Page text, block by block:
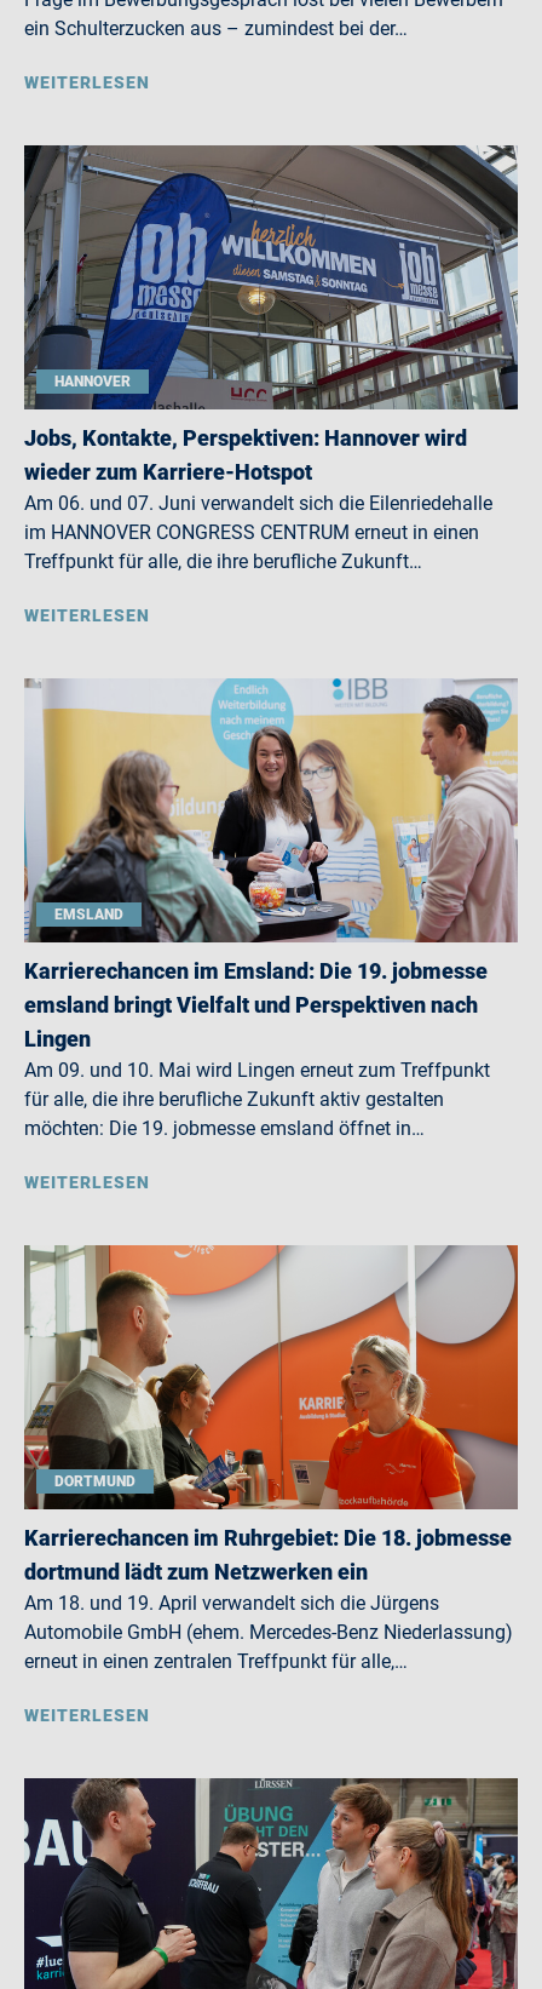
ein Schulterzucken aus – zumindest bei der…
WEITERLESEN
HANNOVER
Jobs, Kontakte, Perspektiven: Hannover wird
wieder zum Karriere-Hotspot
Am 06. und 07. Juni verwandelt sich die Eilenriedehalle
im HANNOVER CONGRESS CENTRUM erneut in einen
Treffpunkt für alle, die ihre berufliche Zukunft…
WEITERLESEN
EMSLAND
Karrierechancen im Emsland: Die 19. jobmesse
emsland bringt Vielfalt und Perspektiven nach
Lingen
Am 09. und 10. Mai wird Lingen erneut zum Treffpunkt
für alle, die ihre berufliche Zukunft aktiv gestalten
möchten: Die 19. jobmesse emsland öffnet in…
WEITERLESEN
DORTMUND
Karrierechancen im Ruhrgebiet: Die 18. jobmesse
dortmund lädt zum Netzwerken ein
Am 18. und 19. April verwandelt sich die Jürgens
Automobile GmbH (ehem. Mercedes-Benz Niederlassung)
erneut in einen zentralen Treffpunkt für alle,…
WEITERLESEN